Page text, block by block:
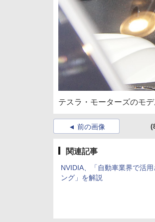
テスラ・モーターズのモ
前の画像
関連記事
NVIDIA、「自動車業界で活
ング」を解説